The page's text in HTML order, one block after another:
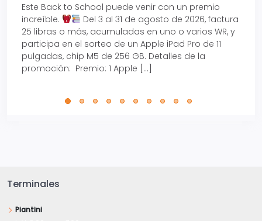
Este Back to School puede venir con un premio
increíble.
Del 3 al 31 de agosto de 2026, factura
25 libras o más, acumuladas en uno o varios WR, y
participa en el sorteo de un Apple iPad Pro de 11
pulgadas, chip M5 de 256 GB. Detalles de la
promoción: Premio: 1 Apple […]
Terminales
Piantini